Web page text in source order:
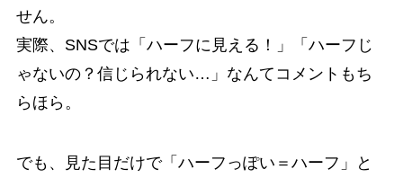
せん。
実際、SNSでは「ハーフに見える！」「ハーフじ
ゃないの？信じられない…」なんてコメントもち
らほら。
でも、見た目だけで「ハーフっぽい＝ハーフ」と